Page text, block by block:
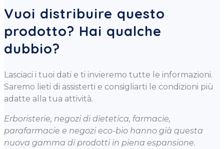
Vuoi distribuire questo
prodotto? Hai qualche
dubbio?
Lasciaci i tuoi dati e ti invieremo tutte le informazioni.
Saremo lieti di assisterti e consigliarti le condizioni più
adatte alla tua attività.
Erboristerie, negozi di dietetica, farmacie,
parafarmacie e negozi eco-bio hanno già questa
nuova gamma di prodotti in piena espansione.